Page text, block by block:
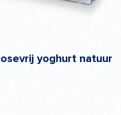
yoghurt natuur